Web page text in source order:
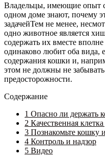
Владельцы, имеющие опыт
одном доме знают, почему
задачейТем не менее,
одно животное является
содержать их вместе
одинаково любит оба вида,
содержания кошки и,
этом не должны не
предосторожности.
Содержание
1 Опасно ли держать
2 Качественная
3 Познакомьте кошку
4 Контроль и надзор
5 Видео